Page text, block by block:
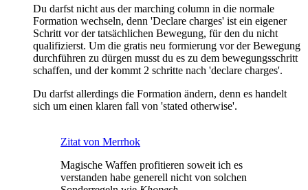
Du darfst nicht aus der marching column in die normale
Formation wechseln, denn 'Declare charges' ist ein eigener
Schritt vor der tatsächlichen Bewegung, für den du nicht
qualifizierst. Um die gratis neu formierung vor der Bewegung
durchführen zu dürgen musst du es zu dem bewegungsschritt
schaffen, und der kommt 2 schritte nach 'declare charges'.
Du darfst allerdings die Formation ändern, denn es handelt
sich um einen klaren fall von 'stated otherwise'.
Zitat von Merrhok
Magische Waffen profitieren soweit ich es
verstanden habe generell nicht von solchen